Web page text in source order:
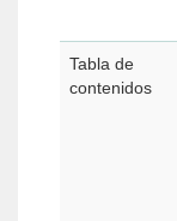
Tabla de
contenidos